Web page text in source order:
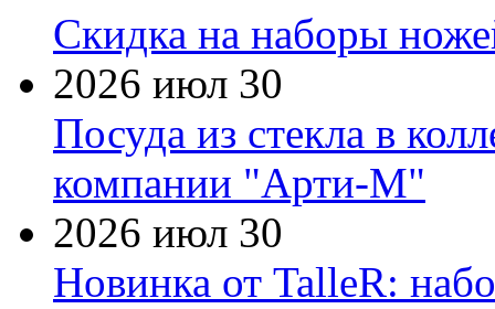
Скидка на наборы
2026 июл 30
Посуда из стекла в
компании "Арти-М"
2026 июл 30
Новинка от TalleR: